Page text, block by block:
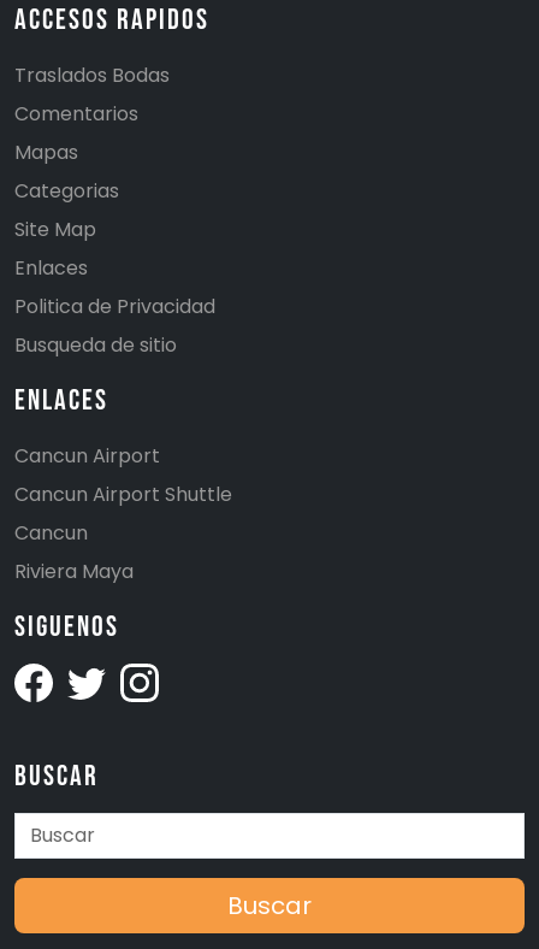
Accesos Rapidos
Traslados Bodas
Comentarios
Mapas
Categorias
Site Map
Enlaces
Politica de Privacidad
Busqueda de sitio
Enlaces
Cancun Airport
Cancun Airport Shuttle
Cancun
Riviera Maya
Siguenos
Buscar
Buscar